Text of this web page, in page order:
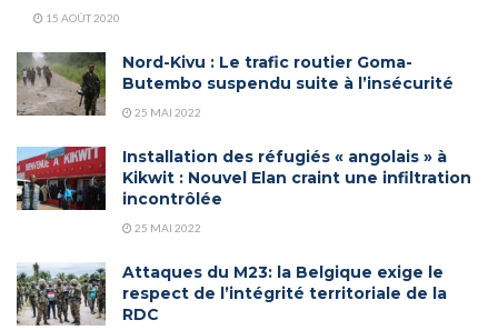
15 AOÛT 2020
Nord-Kivu : Le trafic routier Goma-
Butembo suspendu suite à l’insécurité
25 MAI 2022
Installation des réfugiés « angolais » à
Kikwit : Nouvel Elan craint une infiltration
incontrôlée
25 MAI 2022
Attaques du M23: la Belgique exige le
respect de l’intégrité territoriale de la
RDC